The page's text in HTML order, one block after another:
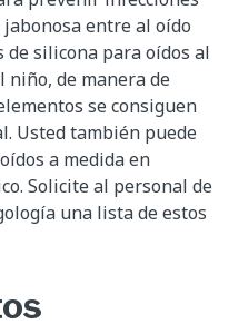
entre al oído
silicona para oídos al
niño, de manera de
se consiguen
Usted también puede
a medida en
Solicite al personal de
una lista de estos